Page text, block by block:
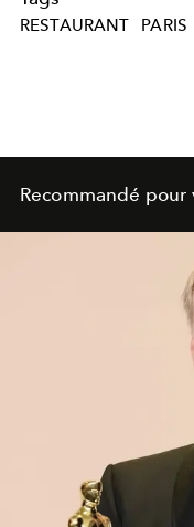
RESTAURANT PARIS
Recommandé pour